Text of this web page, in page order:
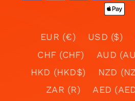
EUR (€) USD ($)
CHF (CHF)
AUD
HKD (HKD$)
NZD
ZAR (R)
AED